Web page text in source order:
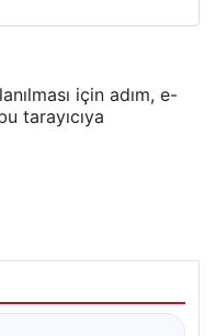
için adım, e-
tarayıcıya